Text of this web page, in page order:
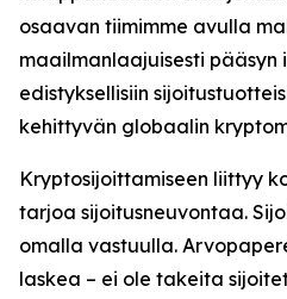
osaavan tiimimme avulla
maailmanlaajuisesti pääsyn
edistyksellisiin
kehittyvän globaalin
Kryptosijoittamiseen liittyy
tarjoa sijoitusneuvontaa.
omalla vastuulla.
laskea – ei ole takeita